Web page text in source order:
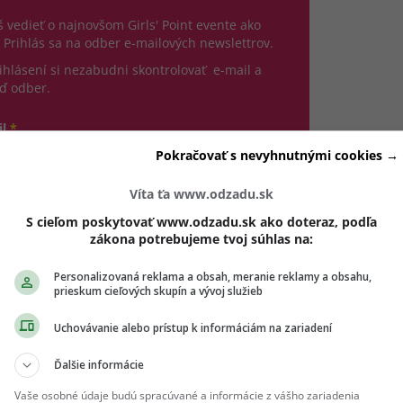
vedieť o najnovšom Girls' Point evente ako
Prihlás sa na odber e-mailových newslettrov.
si nezabudni skontrolovať e-mail a
odber.
*
platnú e-mailovú adresu
eventy a inšpiráciu od Girls' Point a vašich partnerov.
sa môžeš kedykoľvek.
so spracovaním mojich osobných údajov v súlade s
(otvorí sa v novom okne)
Prihlásiť sa na odber
Víta ťa www.odzadu.sk
S cieľom poskytovať www.odzadu.sk ako doteraz, podľa
zákona potrebujeme tvoj súhlas na:
Personalizovaná reklama a obsah, meranie reklamy a obsahu,
prieskum cieľových skupín a vývoj služieb
Uchovávanie alebo prístup k informáciám na zariadení
Ďalšie informácie
Vaše osobné údaje budú spracúvané a informácie z vášho zariadenia
Pokračovať s nevyhnutnými cookies →